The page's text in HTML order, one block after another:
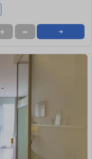
★ ➦ ➜